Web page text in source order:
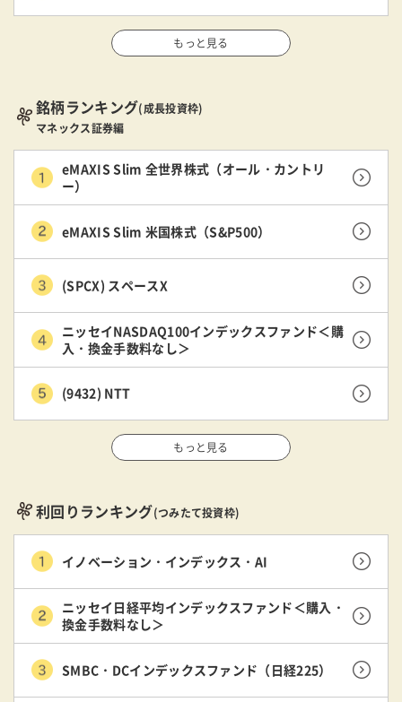
もっと見る
銘柄ランキング(成長投資枠)
マネックス証券編
eMAXIS Slim 全世界株式（オール・カントリ
ー）
eMAXIS Slim 米国株式（S&P500）
(SPCX) スペースX
ニッセイNASDAQ100インデックスファンド＜購
入・換金手数料なし＞
(9432) NTT
もっと見る
利回りランキング(つみたて投資枠)
イノベーション・インデックス・AI
ニッセイ日経平均インデックスファンド＜購入・
換金手数料なし＞
SMBC・DCインデックスファンド（日経225）